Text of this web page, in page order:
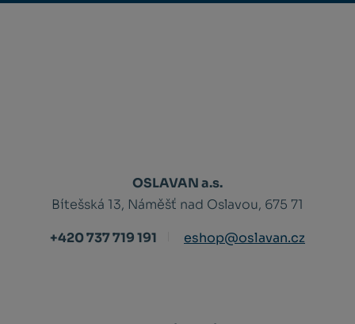
OSLAVAN a.s.
Bítešská 13, Náměšť nad Oslavou, 675 71
+420 737 719 191
eshop@oslavan.cz